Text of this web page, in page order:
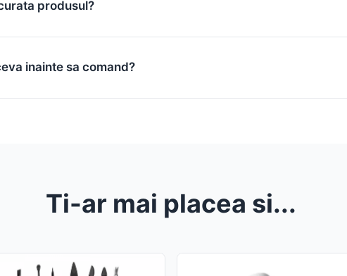
produsul?
inainte sa comand?
Ti-ar mai placea si...